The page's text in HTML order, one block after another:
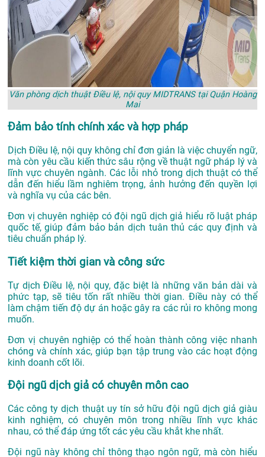
Văn phòng dịch thuật Điều lệ, nội quy MIDTRANS tại Quận Hoàng
Mai
Đảm bảo tính chính xác và hợp pháp
Dịch Điều lệ, nội quy không chỉ đơn giản là việc chuyển ngữ,
mà còn yêu cầu kiến thức sâu rộng về thuật ngữ pháp lý và
lĩnh vực chuyên ngành. Các lỗi nhỏ trong dịch thuật có thể
dẫn đến hiểu lầm nghiêm trọng, ảnh hưởng đến quyền lợi
và nghĩa vụ của các bên.
Đơn vị chuyên nghiệp có đội ngũ dịch giả hiểu rõ luật pháp
quốc tế, giúp đảm bảo bản dịch tuân thủ các quy định và
tiêu chuẩn pháp lý.
Tiết kiệm thời gian và công sức
Tự dịch Điều lệ, nội quy, đặc biệt là những văn bản dài và
phức tạp, sẽ tiêu tốn rất nhiều thời gian. Điều này có thể
làm chậm tiến độ dự án hoặc gây ra các rủi ro không mong
muốn.
Đơn vị chuyên nghiệp có thể hoàn thành công việc nhanh
chóng và chính xác, giúp bạn tập trung vào các hoạt động
kinh doanh cốt lõi.
Đội ngũ dịch giả có chuyên môn cao
Các công ty dịch thuật uy tín sở hữu đội ngũ dịch giả giàu
kinh nghiệm, có chuyên môn trong nhiều lĩnh vực khác
nhau, có thể đáp ứng tốt các yêu cầu khắt khe nhất.
Đội ngũ này không chỉ thông thạo ngôn ngữ, mà còn hiểu